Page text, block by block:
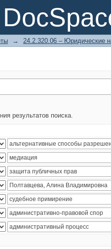
→ 24.2.320.06 – Юридические
результатов поиска.